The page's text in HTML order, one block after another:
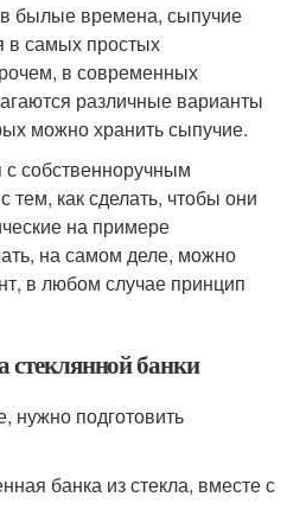
былые времена, сыпучие
в самых простых
в современных
различные варианты
можно хранить сыпучие.
собственноручным
тем, как сделать, чтобы они
на примере
на самом деле, можно
в любом случае принцип
стеклянной банки
нужно подготовить
банка из стекла, вместе с